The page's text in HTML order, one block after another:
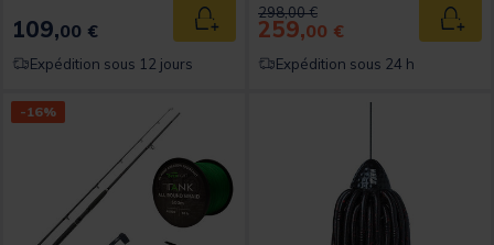
109,00 € Ajouter au panier
Expédition sous 12 jours
Price reduced from
298,00 €to
259,00 €
Expédition sous 24 h
-16%